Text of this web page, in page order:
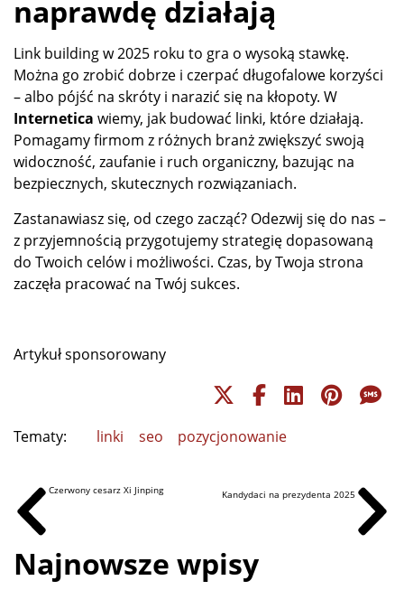
naprawdę działają
Link building w 2025 roku to gra o wysoką stawkę.
Można go zrobić dobrze i czerpać długofalowe korzyści
– albo pójść na skróty i narazić się na kłopoty. W
Internetica wiemy, jak budować linki, które działają.
Pomagamy firmom z różnych branż zwiększyć swoją
widoczność, zaufanie i ruch organiczny, bazując na
bezpiecznych, skutecznych rozwiązaniach.
Zastanawiasz się, od czego zacząć? Odezwij się do nas –
z przyjemnością przygotujemy strategię dopasowaną
do Twoich celów i możliwości. Czas, by Twoja strona
zaczęła pracować na Twój sukces.
Artykuł sponsorowany
Tematy: linki seo pozycjonowanie
Czerwony cesarz Xi Jinping Kandydaci na prezydenta 2025
Najnowsze wpisy